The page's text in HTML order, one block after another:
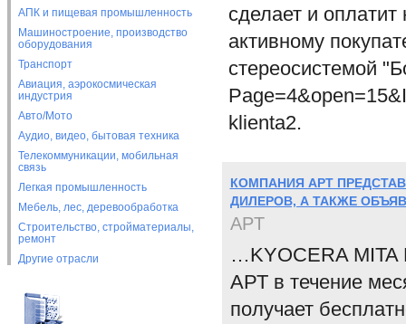
АПК и пищевая промышленность
Машиностроение, производство
оборудования
Транспорт
Авиация, аэрокосмическая
индустрия
Авто/Мото
Аудио, видео, бытовая техника
Телекоммуникации, мобильная
связь
Легкая промышленность
Мебель, лес, деревообработка
Строительство, стройматериалы,
ремонт
Другие отрасли
сделает и
активному
стереосистемой
klienta2.
КОМПАНИЯ АРТ
ДИЛЕРОВ, А ТАКЖЕ
APT
…KYOCERA MITA
АРТ в течение
получает